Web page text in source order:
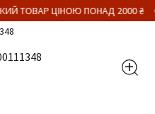
ТОВАР ЦІНОЮ ПОНАД 2000 ₴